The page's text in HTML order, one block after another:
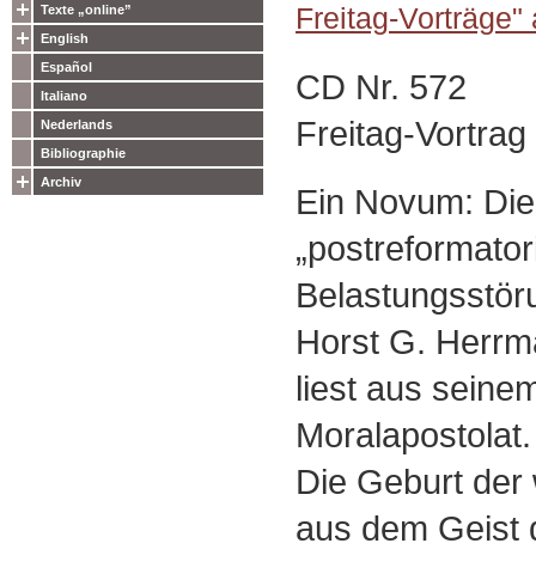
Texte „online”
English
Español
Italiano
Nederlands
Bibliographie
Archiv
Freitag-Vorträge"
CD Nr. 572
Freitag-
Ein Novum: Die
Horst G.
liest aus
Moralapostolat.
Die Geburt
aus dem Geist